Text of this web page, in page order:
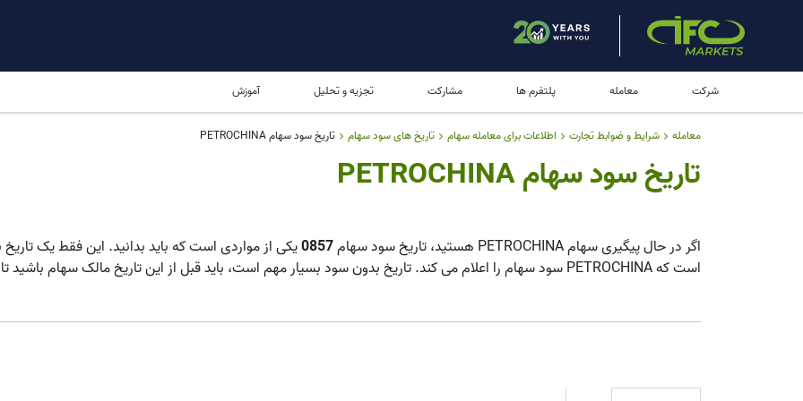
شرکت معامله پلتفرم ها مشارکت تجزیه و تحلیل آموزش
معامله شرایط و ضوابط تجارت اطلاعات برای معامله سهام تاریخ های سود سهام تاریخ سود سهام PETROCHINA
تاریخ سود سهام PETROCHINA
اگر در حال پیگیری سهام PETROCHINA هستید، تاریخ سود سهام 0857یکی از مواردی است که باید بدانید. این فقط یک
است که PETROCHINA سود سهام را اعلام می کند. تاریخ بدون سود بسیار مهم است، باید قبل از این تاریخ مالک سهام باشید تا سود دریافت کنید.
تاریخ سود سهام 0857